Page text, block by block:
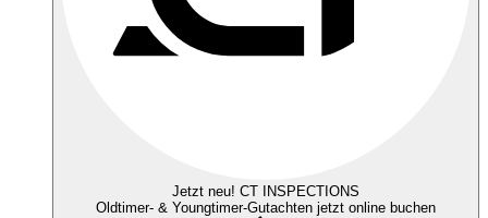
Jetzt neu! CT INSPECTIONS
Oldtimer- & Youngtimer-Gutachten jetzt online buchen